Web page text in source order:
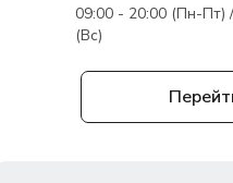
09:00 - 20:00 (Пн-Пт)
(Вс)